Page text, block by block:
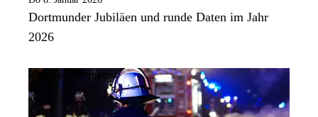
Dortmunder Jubiläen und runde Daten im Jahr
2026
Bild: Stadt Dortmund